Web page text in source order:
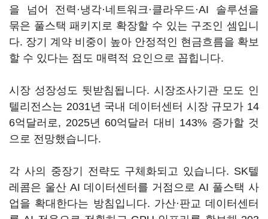
을 넘어 전력·냉각·네트워크·클라우드·AI 솔루션을
묶은 풀스택 패키지로 확장할 수 있는 구조인 셈입니
다. 장기 계약 비중이 높아 안정적인 현금흐름을 확보
할 수 있다는 점도 매력적 요인으로 꼽힙니다.
시장 성장성도 뒷받침됩니다. 시장조사기관 모도 인
텔리전스는 2031년 국내 데이터센터 시장 규모가 14
6억달러로, 2025년 60억달러 대비 143% 증가할 것
으로 전망했습니다.
각 사의 중장기 전략도 구체화되고 있습니다. SK텔
레콤은 울산 AI 데이터센터를 거점으로 AI 풀스택 사
업을 확대한다는 방침입니다. 가산·판교 데이터센터